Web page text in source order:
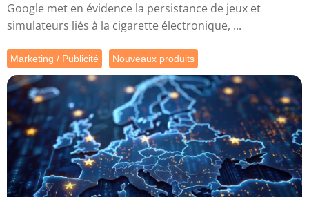
Google met en évidence la persistance de jeux et
simulateurs liés à la cigarette électronique, ...
Marketing / Publicité Nouveaux produits